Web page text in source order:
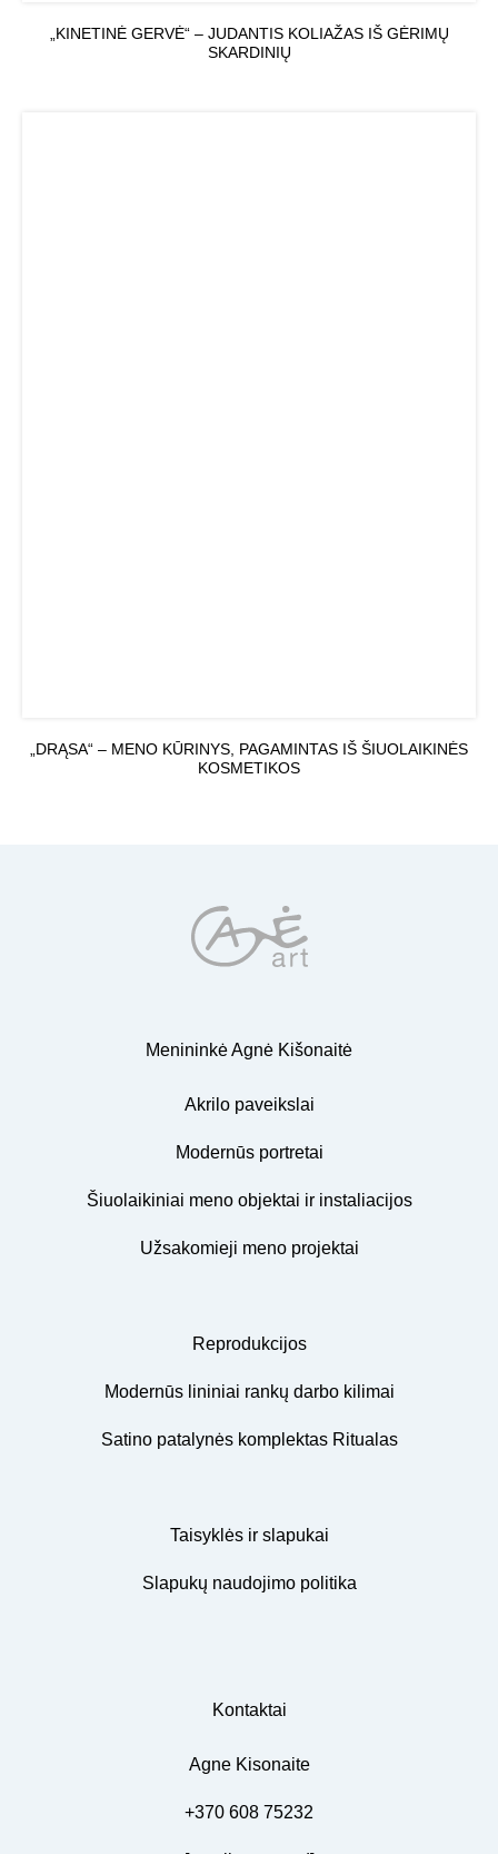
„KINETINĖ GERVĖ“ – JUDANTIS KOLIAŽAS IŠ GĖRIMŲ
SKARDINIŲ
„DRĄSA“ – MENO KŪRINYS, PAGAMINTAS IŠ ŠIUOLAIKINĖS
KOSMETIKOS
Menininkė Agnė Kišonaitė
Akrilo paveikslai
Modernūs portretai
Šiuolaikiniai meno objektai ir instaliacijos
Užsakomieji meno projektai
Reprodukcijos
Modernūs lininiai rankų darbo kilimai
Satino patalynės komplektas Ritualas
Taisyklės ir slapukai
Slapukų naudojimo politika
Kontaktai
Agne Kisonaite
+370 608 75232